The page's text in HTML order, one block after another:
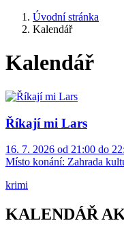
Úvodní stránka
Kalendář
Kalendář
Říkají mi Lars
16. 7. 2026 od 21:00 do
Místo konání: Zahrada
krimi
KALENDÁŘ